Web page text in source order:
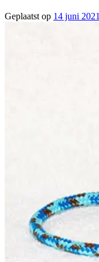
Geplaatst op 14 juni 2021